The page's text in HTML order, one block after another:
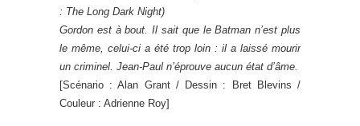
: The Long Dark Night)
Gordon est à bout. Il sait que le Batman n’est plus
le même, celui-ci a été trop loin : il a laissé mourir
un criminel. Jean-Paul n’éprouve aucun état d’âme.
[Scénario : Alan Grant / Dessin : Bret Blevins /
Couleur : Adrienne Roy]